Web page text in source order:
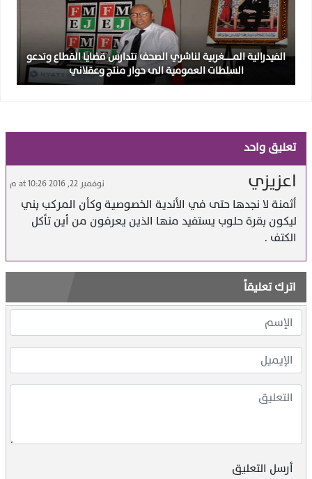
الفيدرالية المــــــغربية لناشري الصحف تتدارس قضايا القطاع وتدعو
السلطات العمومية الى حوار منتج وعقلاني
تعليق واحد
اعزيزي نوفمبر 22, 2016 at 10:26 م
أثمنة لا نجدها حتى في الأندية الخصوصية وكأن المركب بني
ليكون بقرة حلوب يستفيد منها الذين يعرفون من أين تأكل
الكتف .
اترك تعليقاً
أرسل التعليق